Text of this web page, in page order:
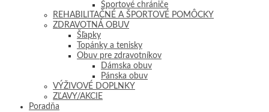
Športové chrániče
REHABILITAČNÉ A ŠPORTOVÉ POMÔCKY
ZDRAVOTNÁ OBUV
Šľapky
Topánky a tenisky
Obuv pre zdravotníkov
Dámska obuv
Pánska obuv
VÝŽIVOVÉ DOPLNKY
ZĽAVY/AKCIE
Poradňa